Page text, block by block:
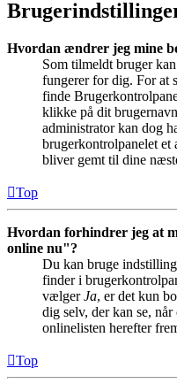
Hvordan ændrer jeg mine
Som tilmeldt bruger
fungerer for dig. For at
finde
klikke på dit
administrator kan dog
brugerkontrolpanelet
bliver gemt til dine
Top
Hvordan forhindrer jeg at
online nu"?
Du kan bruge
finder i
vælgerJa, er det kun
dig selv, der kan se,
onlinelisten herefter
Top